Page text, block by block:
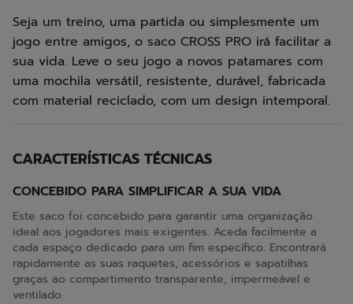
Seja um treino, uma partida ou simplesmente um
jogo entre amigos, o saco CROSS PRO irá facilitar a
sua vida. Leve o seu jogo a novos patamares com
uma mochila versátil, resistente, durável, fabricada
com material reciclado, com um design intemporal.
CARACTERÍSTICAS TÉCNICAS
CONCEBIDO PARA SIMPLIFICAR A SUA VIDA
Este saco foi concebido para garantir uma organização
ideal aos jogadores mais exigentes. Aceda facilmente a
cada espaço dedicado para um fim específico. Encontrará
rapidamente as suas raquetes, acessórios e sapatilhas
graças ao compartimento transparente, impermeável e
ventilado.